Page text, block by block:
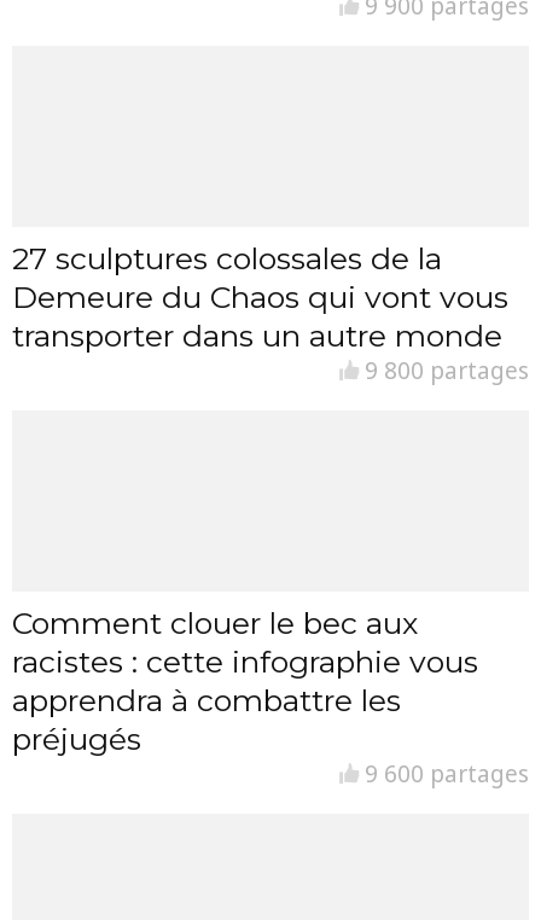
27 sculptures colossales de la
Demeure du Chaos qui vont vous
transporter dans un autre monde
9 800 partages
Comment clouer le bec aux
racistes : cette infographie vous
apprendra à combattre les
préjugés
9 600 partages